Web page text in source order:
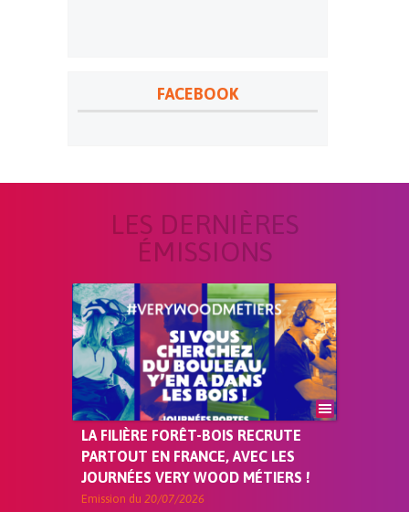
FACEBOOK
LES DERNIÈRES
ÉMISSIONS
LA FILIÈRE FORÊT-BOIS RECRUTE
PARTOUT EN FRANCE, AVEC LES
JOURNÉES VERY WOOD MÉTIERS !
Emission du 20/07/2026